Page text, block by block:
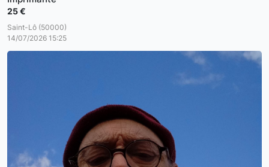
25 €
Saint-Lô (50000)
14/07/2026 15:25